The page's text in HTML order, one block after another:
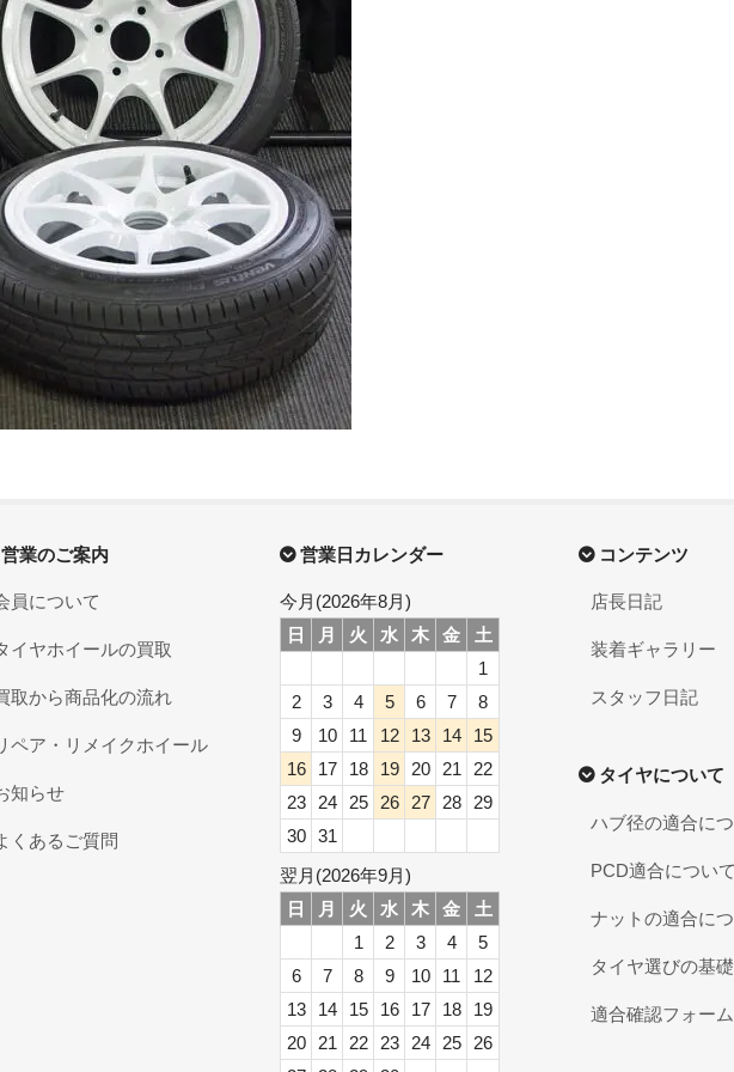
営業のご案内
員について
イヤホイールの買取
取から商品化の流れ
ペア・リメイクホイール
知らせ
くあるご質問
コンテンツ
店長日記
装着ギャラリー
スタッフ日記
タイヤについて
ハブ径の適合に
PCD適合について
ナットの適合に
タイヤ選びの基
適合確認フォーム
営業日カレンダー
今月(2026年8月)
日
月 火 水 木 金
土
1
2
3 4 5 6 7
8
9
10 11 12 13 14
15
16
17 18 19 20 21
22
23
24 25 26 27 28
29
30
31
翌月(2026年9月)
日
月 火 水 木 金
土
1
2 3 4
5
6
7 8 9 10 11
12
13
14 15 16 17 18
19
20
21 22 23 24 25
26